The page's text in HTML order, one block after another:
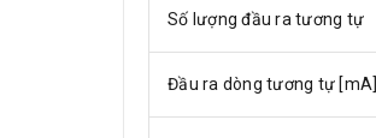
Số lượng đầu ra tương tự
Đầu ra dòng tương tự [mA]